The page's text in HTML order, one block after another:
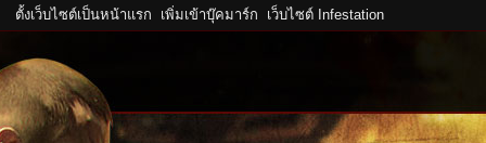
ตั้งเว็บไซต์เป็นหน้าแรก เพิ่มเข้าบุ๊คมาร์ก เว็บไซต์ Infestation